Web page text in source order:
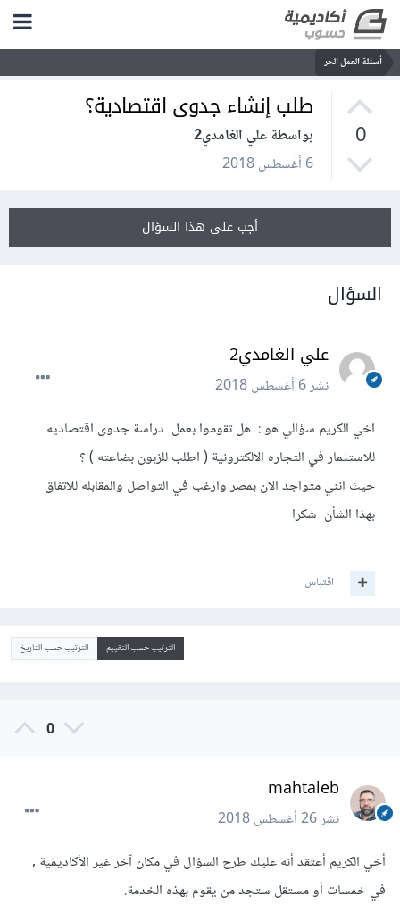
أسئلة العمل الحر
0
طلب إنشاء جدوى اقتصادية؟
بواسطة علي الغامدي2
6 أغسطس 2018
أجب على هذا السؤال
السؤال
علي الغامدي2
نشر6 أغسطس 2018
‏اخي الكريم سؤالي هو : هل تقوموا بعمل دراسة جدوى اقتصاديه
للاستثمار في التجاره الالكترونية ( اطلب للزبون بضاعته ) ؟
‏حيث انني متواجد الان بمصر وارغب في التواصل والمقابله للاتفاق
بهذا الشأن شكرا
اقتباس
الترتيب حسب التقييم الترتيب حسب التاريخ
0
mahtaleb
نشر26 أغسطس 2018
أخي الكريم أعتقد أنه عليك طرح السؤال في مكان آخر غير الأكاديمية ,
في خمسات أو مستقل ستجد من يقوم بهذه الخدمة.